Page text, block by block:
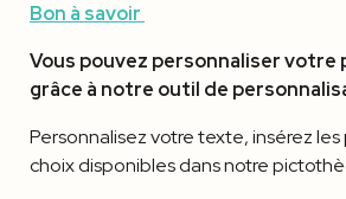
Bon à savoir
Vous pouvez personnaliser votre
grâce à notre outil de
Personnalisez votre texte, insérez
choix disponibles dans notre